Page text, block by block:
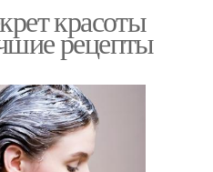
красоты
рецепты